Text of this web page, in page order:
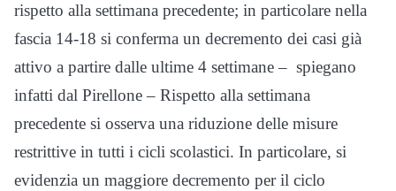
rispetto alla settimana precedente; in particolare nella
fascia 14-18 si conferma un decremento dei casi già
attivo a partire dalle ultime 4 settimane – spiegano
infatti dal Pirellone – Rispetto alla settimana
precedente si osserva una riduzione delle misure
restrittive in tutti i cicli scolastici. In particolare, si
evidenzia un maggiore decremento per il ciclo